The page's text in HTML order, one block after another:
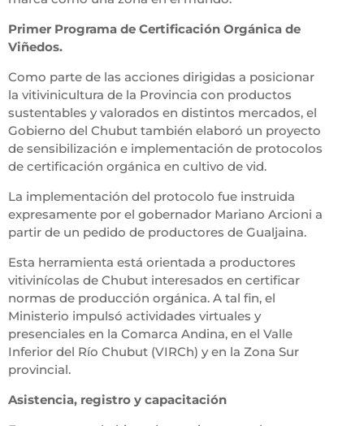
Primer Programa de Certificación Orgánica de
Viñedos.
Como parte de las acciones dirigidas a posicionar
la vitivinicultura de la Provincia con productos
sustentables y valorados en distintos mercados, el
Gobierno del Chubut también elaboró un proyecto
de sensibilización e implementación de protocolos
de certificación orgánica en cultivo de vid.
La implementación del protocolo fue instruida
expresamente por el gobernador Mariano Arcioni a
partir de un pedido de productores de Gualjaina.
Esta herramienta está orientada a productores
vitivinícolas de Chubut interesados en certificar
normas de producción orgánica. A tal fin, el
Ministerio impulsó actividades virtuales y
presenciales en la Comarca Andina, en el Valle
Inferior del Río Chubut (VIRCh) y en la Zona Sur
provincial.
Asistencia, registro y capacitación